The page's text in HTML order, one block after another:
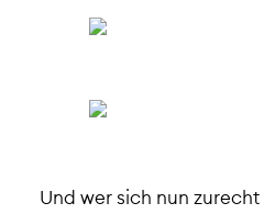
Und wer sich nun